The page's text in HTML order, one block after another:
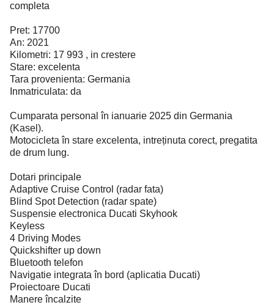
completa
Pret: 17700
An: 2021
Kilometri: 17 993 , in crestere
Stare: excelenta
Tara provenienta: Germania
Inmatriculata: da
Cumparata personal în ianuarie 2025 din Germania
(Kasel).
Motocicleta în stare excelenta, intreținuta corect, pregatita
de drum lung.
Dotari principale
Adaptive Cruise Control (radar fata)
Blind Spot Detection (radar spate)
Suspensie electronica Ducati Skyhook
Keyless
4 Driving Modes
Quickshifter up down
Bluetooth telefon
Navigatie integrata în bord (aplicatia Ducati)
Proiectoare Ducati
Manere încalzite